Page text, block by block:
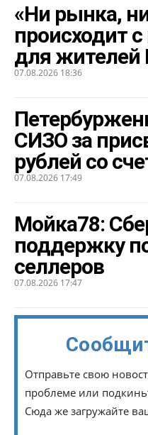
«Ни рынка,
происходит
для жителей
07.08.2026 18:36
СИЗО за
рублей со
07.08.2026 17:49
Мойка78:
поддержку
селлеров
07.08.2026 17:47
Отправьте свою
проблеме или
Сюда же загружайте